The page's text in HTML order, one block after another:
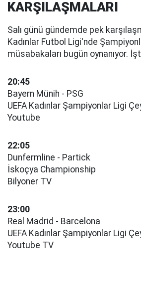
KARŞILAŞMALARI
Salı günü gündemde pek
Kadınlar Futbol Ligi'nde
müsabakaları bugün oynanıyor.
20:45
Bayern Münih - PSG
UEFA Kadınlar Şampiyonlar Ligi
Youtube
22:05
Dunfermline - Partick
İskoçya Championship
Bilyoner TV
23:00
Real Madrid - Barcelona
UEFA Kadınlar Şampiyonlar Ligi
Youtube TV